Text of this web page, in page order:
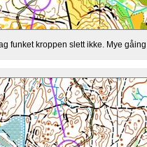
funket kroppen slett ikke. Mye